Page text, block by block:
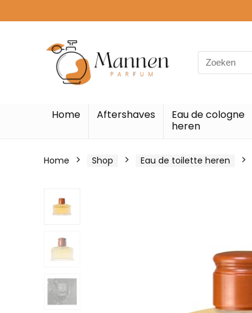
Search
for:
Home Aftershaves
Eau de cologne
heren
Home Shop Eau de toilette heren